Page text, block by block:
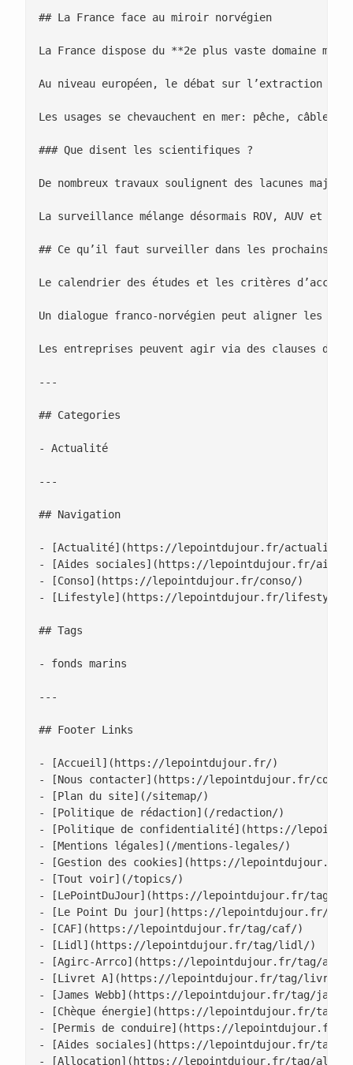
## La France face au miroir norvégien
La France dispose du **2e plus vaste domaine
Au niveau européen, le débat sur l’extraction
Les usages se chevauchent en mer: pêche,
### Que disent les scientifiques ?
De nombreux travaux soulignent des lacunes
La surveillance mélange désormais ROV, AUV
## Ce qu’il faut surveiller dans les prochains
Le calendrier des études et les critères
Un dialogue franco-norvégien peut aligner les
Les entreprises peuvent agir via des clauses
---
## Categories
- Actualité
---
## Navigation
- [Actualité](https://lepointdujour.fr/actualite/)
- [Aides sociales](https://lepointdujour.fr/
- [Conso](https://lepointdujour.fr/conso/)
- [Lifestyle](https://lepointdujour.fr/lifestyle/)
## Tags
- fonds marins
---
## Footer Links
- [Accueil](https://lepointdujour.fr/)
- [Nous contacter](https://lepointdujour.fr/
- [Plan du site](/sitemap/)
- [Politique de rédaction](/redaction/)
- [Politique de confidentialité](https://
- [Mentions légales](/mentions-legales/)
- [Gestion des cookies](https://lepointdujour.fr/
- [Tout voir](/topics/)
- [LePointDuJour](https://lepointdujour.fr/tag/
- [Le Point Du jour](https://lepointdujour.fr/
- [CAF](https://lepointdujour.fr/tag/caf/)
- [Lidl](https://lepointdujour.fr/tag/lidl/)
- [Agirc-Arrco](https://lepointdujour.fr/tag/
- [Livret A](https://lepointdujour.fr/tag/livret-
- [James Webb](https://lepointdujour.fr/tag/james-
- [Chèque énergie](https://lepointdujour.fr/tag/
- [Permis de conduire](https://lepointdujour.fr/
- [Aides sociales](https://lepointdujour.fr/tag/
- [Allocation](https://lepointdujour.fr/tag/